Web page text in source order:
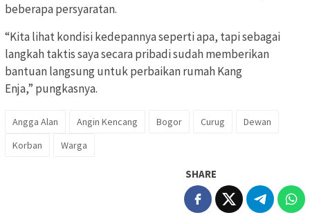
beberapa persyaratan.
“Kita lihat kondisi kedepannya seperti apa, tapi sebagai
langkah taktis saya secara pribadi sudah memberikan
bantuan langsung untuk perbaikan rumah Kang
Enja,” pungkasnya.
Angga Alan Angin Kencang Bogor Curug
Dewan
Korban
Warga
SHARE